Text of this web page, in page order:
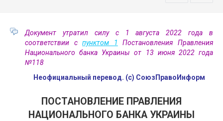
Документ утратил силу с 1 августа 2022 года в
соответствии спунктом 1
Постановления Правления
Национального банка Украины от 13 июня 2022 года
№118
Неофициальный перевод. (с) СоюзПравоИнформ
ПОСТАНОВЛЕНИЕ ПРАВЛЕНИЯ
НАЦИОНАЛЬНОГО БАНКА УКРАИНЫ